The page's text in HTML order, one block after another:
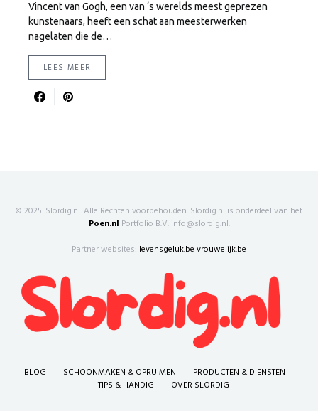
Vincent van Gogh, een van ‘s werelds meest geprezen
kunstenaars, heeft een schat aan meesterwerken
nagelaten die de…
LEES MEER
© 2025. Slordig.nl. Alle Rechten voorbehouden. Slordig.nl is onderdeel van het
Poen.nl Portfolio B.V. info@slordig.nl.
Partner websites: levensgeluk.be vrouwelijk.be
BLOG SCHOONMAKEN & OPRUIMEN
PRODUCTEN & DIENSTEN
TIPS & HANDIG
OVER SLORDIG